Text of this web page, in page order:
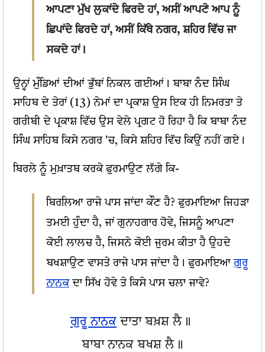
ਆਪਣਾ ਮੁੱਖ ਲੁਕਾਂਦੇ ਫਿਰਦੇ ਹਾਂ, ਅਸੀਂ ਆਪਣੇ ਆਪ ਨੂੰ
ਛਿਪਾਂਦੇ ਫਿਰਦੇ ਹਾਂ, ਅਸੀਂ ਕਿੱਥੇ ਨਗਰ, ਸ਼ਹਿਰ ਵਿੱਚ ਜਾ
ਸਕਦੇ ਹਾਂ।
ਉਨ੍ਹਾਂ ਮੁੰਡਿਆਂ ਦੀਆਂ ਭੁੱਬਾਂ ਨਿਕਲ ਗਈਆਂ। ਬਾਬਾ ਨੰਦ ਸਿੰਘ
ਸਾਹਿਬ ਦੇ ਤੇਰਾਂ (13) ਨੇਮਾਂ ਦਾ ਪ੍ਰਕਾਸ਼ ਉਸ ਇਕ ਹੀ ਨਿਮਰਤਾ ਤੇ
ਗਰੀਬੀ ਦੇ ਪ੍ਰਕਾਸ਼ ਵਿੱਚ ਉਸ ਵੇਲੇ ਪ੍ਰਗਟ ਹੋ ਰਿਹਾ ਹੈ ਕਿ ਬਾਬਾ ਨੰਦ
ਸਿੰਘ ਸਾਹਿਬ ਕਿਸੇ ਨਗਰ 'ਚ, ਕਿਸੇ ਸ਼ਹਿਰ ਵਿੱਚ ਕਿਉਂ ਨਹੀਂ ਗਏ।
ਬਿਰਲੇ ਨੂੰ ਮੁਖ਼ਾਤਬ ਕਰਕੇ ਫੁਰਮਾਉਣ ਲੱਗੇ ਕਿ-
ਬਿਰਲਿਆ ਰਾਜੇ ਪਾਸ ਜਾਂਦਾ ਕੌਣ ਹੈ? ਫੁਰਮਾਇਆ ਜਿਹੜਾ
ਤਮਈ ਹੁੰਦਾ ਹੈ, ਜਾਂ ਗੁਨਾਹਗਾਰ ਹੋਵੇ, ਜਿਸਨੂੰ ਆਪਣਾ
ਕੋਈ ਲਾਲਚ ਹੈ, ਜਿਸਨੇ ਕੋਈ ਜੁਰਮ ਕੀਤਾ ਹੈ ਉਹਦੇ
ਬਖਸ਼ਾਉਣ ਵਾਸਤੇ ਰਾਜੇ ਪਾਸ ਜਾਂਦਾ ਹੈ। ਫੁਰਮਾਇਆਗੁਰੂ
ਨਾਨਕਦਾ ਸਿੱਖ ਹੋਵੇ ਤੇ ਕਿਸੇ ਪਾਸ ਚਲਾ ਜਾਵੇ?
ਗੁਰੂ ਨਾਨਕ ਦਾਤਾ ਬਖ਼ਸ਼ ਲੈ॥
ਬਾਬਾ ਨਾਨਕ ਬਖਸ਼ ਲੈ॥